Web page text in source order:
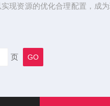
现资源的优化合理配置，成
是约束型膨胀节，较为常见的
页